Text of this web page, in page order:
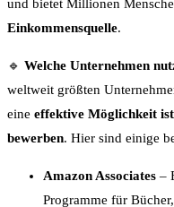
und bietet Millionen
Einkommensquelle.
🔹 Welche Unternehmen
weltweit größten
eine effektive Möglichkeit
bewerben. Hier sind einige
Amazon Associates –
Programme für